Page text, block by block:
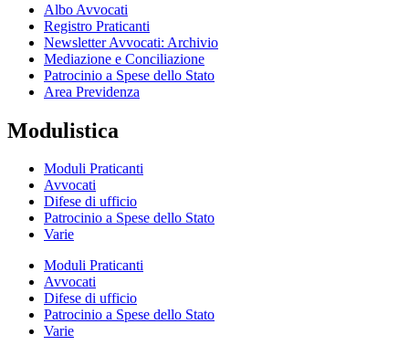
Albo Avvocati
Registro Praticanti
Newsletter Avvocati: Archivio
Mediazione e Conciliazione
Patrocinio a Spese dello Stato
Area Previdenza
Modulistica
Moduli Praticanti
Avvocati
Difese di ufficio
Patrocinio a Spese dello Stato
Varie
Moduli Praticanti
Avvocati
Difese di ufficio
Patrocinio a Spese dello Stato
Varie